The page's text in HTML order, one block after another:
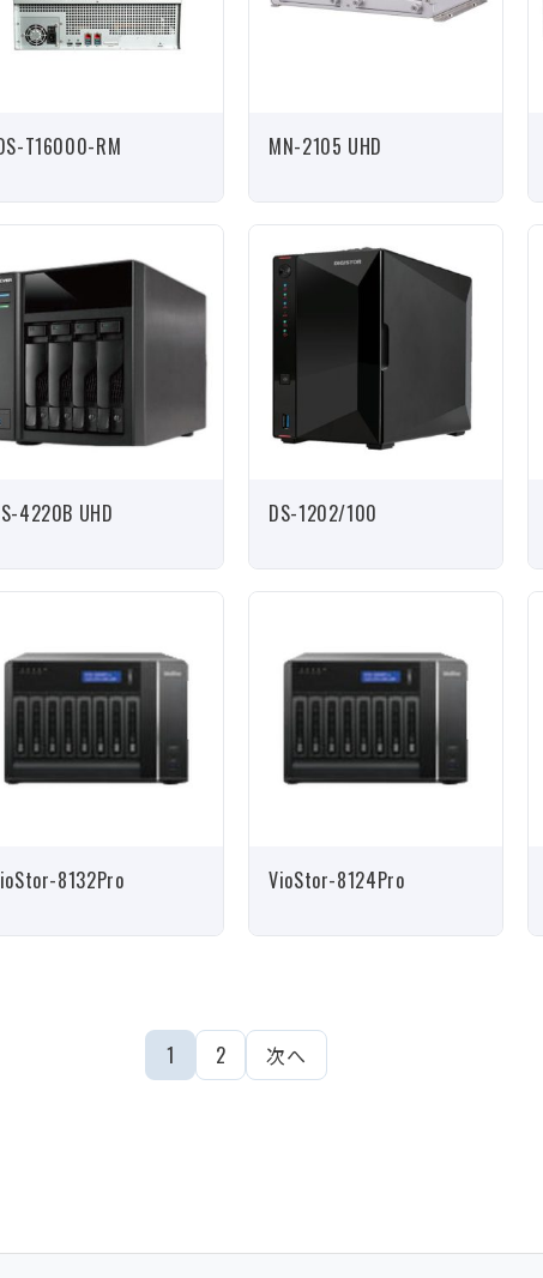
T16000-RM MN-2105 UHD
4220B UHD DS-1202/100
8132Pro VioStor-8124Pro
1 2 次へ